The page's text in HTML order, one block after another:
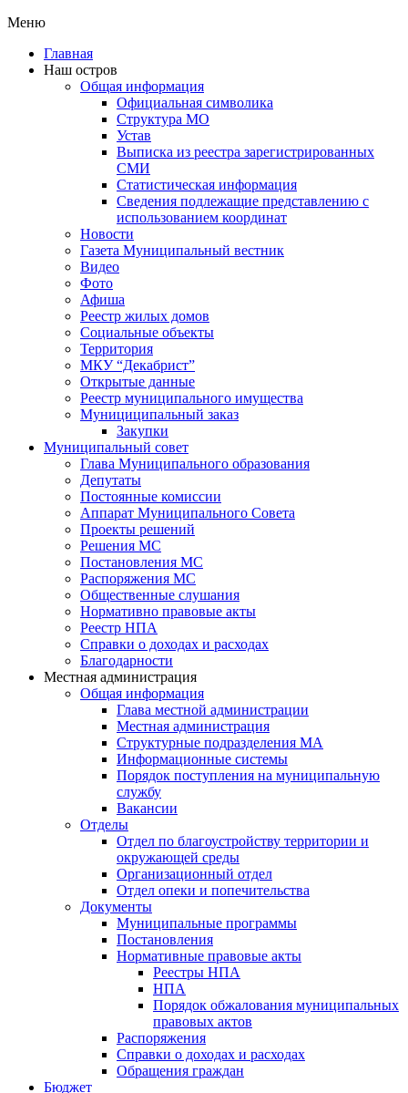
Меню
Главная
Наш остров
Общая информация
Официальная символика
Структура МО
Устав
Выписка из реестра зарегистрированных
СМИ
Статистическая информация
Сведения подлежащие представлению с
использованием координат
Новости
Газета Муниципальный вестник
Видео
Фото
Афиша
Реестр жилых домов
Социальные объекты
Территория
МКУ “Декабрист”
Открытые данные
Реестр муниципального имущества
Мунициципальный заказ
Закупки
Муниципальный совет
Глава Муниципального образования
Депутаты
Постоянные комиссии
Аппарат Муниципального Совета
Проекты решений
Решения МС
Постановления МС
Распоряжения МС
Общественные слушания
Нормативно правовые акты
Реестр НПА
Справки о доходах и расходах
Благодарности
Местная администрация
Общая информация
Глава местной администрации
Местная администрация
Структурные подразделения МА
Информационные системы
Порядок поступления на муниципальную
службу
Вакансии
Отделы
Отдел по благоустройству территории и
окружающей среды
Организационный отдел
Отдел опеки и попечительства
Документы
Муниципальные программы
Постановления
Нормативные правовые акты
Реестры НПА
НПА
Порядок обжалования муниципальных
правовых актов
Распоряжения
Справки о доходах и расходах
Обращения граждан
Бюджет